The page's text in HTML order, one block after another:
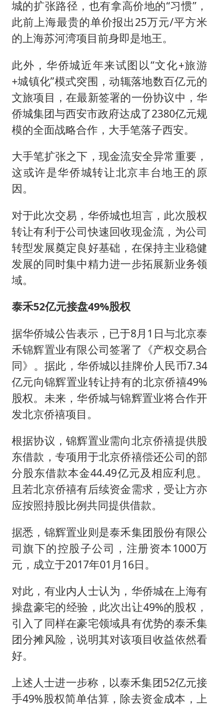
城的扩张路径，也有拿高价地的“习惯”，
此前上海最贵的单价报出25万元/平方米
的上海苏河湾项目前身即是地王。
此外，华侨城近年来试图以“文化+旅游
+城镇化”模式突围，动辄落地数百亿元的
文旅项目，在最新签署的一份协议中，华
侨城集团与西安市政府达成了2380亿元规
模的全面战略合作，大手笔落子西安。
大手笔扩张之下，现金流安全异常重要，
这或许是华侨城转让北京丰台地王的原
因。
对于此次交易，华侨城也坦言，此次股权
转让有利于公司快速回收现金流，为公司
转型发展奠定良好基础，在保持主业稳健
发展的同时集中精力进一步拓展新业务领
域。
泰禾52亿元接盘49%股权
据华侨城公告表示，已于8月1日与北京泰
禾锦辉置业有限公司签署了《产权交易合
同》。据此，华侨城以挂牌价人民币7.34
亿元向锦辉置业转让持有的北京侨禧49%
股权。未来，华侨城与锦辉置业将合作开
发北京侨禧项目。
根据协议，锦辉置业需向北京侨禧提供股
东借款，专项用于北京侨禧偿还公司的部
分股东借款本金44.49亿元及相应利息。
且若北京侨禧有后续资金需求，受让方亦
应按照持股比例共同提供借款。
据悉，锦辉置业则是泰禾集团股份有限公
司旗下的控股子公司，注册资本1000万
元，成立于2017年01月16日。
对此，有业内人士认为，华侨城在上海有
操盘豪宅的经验，此次出让49%的股权，
引入了同样在豪宅领域具有优势的泰禾集
团分摊风险，说明其对该项目收益依然看
好。
上述人士进一步称，以泰禾集团52亿元接
手49%股权简单估算，除去资金成本，上